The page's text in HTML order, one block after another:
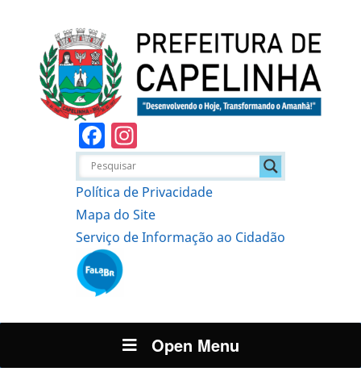
Facebook
Política de Privacidade
Mapa do Site
Serviço de Informação ao Cidadão
Open Menu